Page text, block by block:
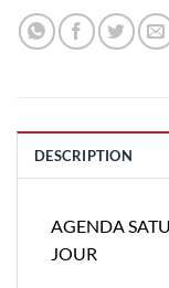
DESCRIPTION
AGENDA
JOUR